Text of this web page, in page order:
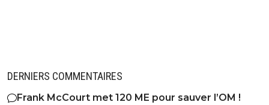
DERNIERS COMMENTAIRES
Frank McCourt met 120 ME pour sauver l’OM !